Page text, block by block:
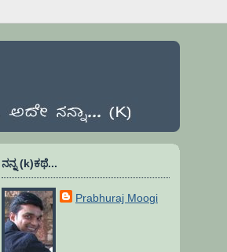
ನನ್ನ (k)ಕಥೆ...
Prabhuraj Moogi